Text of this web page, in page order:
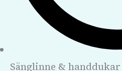
Sänglinne & handdukar